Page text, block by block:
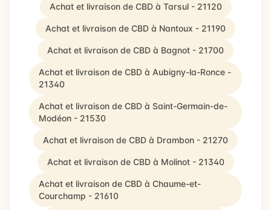
Achat et livraison de CBD à Tarsul - 21120
Achat et livraison de CBD à Nantoux - 21190
Achat et livraison de CBD à Bagnot - 21700
Achat et livraison de CBD à Aubigny-la-Ronce -
21340
Achat et livraison de CBD à Saint-Germain-de-
Modéon - 21530
Achat et livraison de CBD à Drambon - 21270
Achat et livraison de CBD à Molinot - 21340
Achat et livraison de CBD à Chaume-et-
Courchamp - 21610